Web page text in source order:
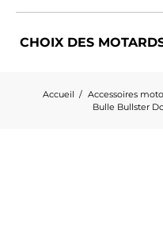
CHOIX DES
Accueil Accessoires moto
Bulle Bullster